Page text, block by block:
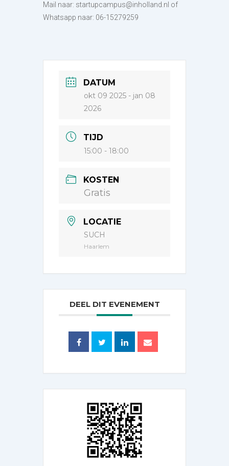
Mail naar: startupcampus@inholland.nl of
Whatsapp naar: 06-15279259
DATUM
okt 09 2025 - jan 08
2026
TIJD
15:00 - 18:00
KOSTEN
Gratis
LOCATIE
SUCH
Haarlem
DEEL DIT EVENEMENT